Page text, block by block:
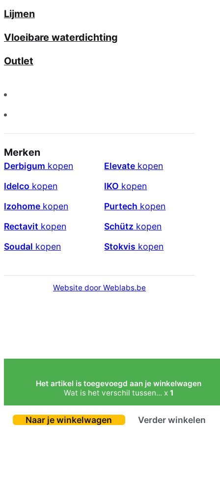
Lijmen
Vloeibare waterdichting
Outlet
Merken
Derbigum kopen Elevate kopen
Idelco kopen IKO kopen
Izohome kopen Purtech kopen
Rectavit kopen Schütz kopen
Soudal kopen Stokvis kopen
Website door Weblabs.be
Het artikel is toegevoegd aan je winkelwagen
Wat is het verschil tussen... x 1
Naar je winkelwagen Verder winkelen